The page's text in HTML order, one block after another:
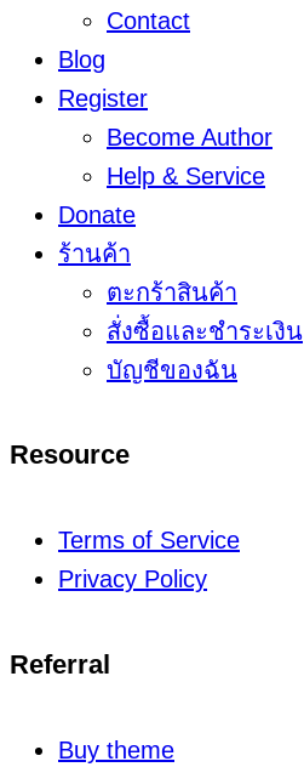
Contact
Blog
Register
Become Author
Help & Service
Donate
ร้านค้า
ตะกร้าสินค้า
สั่งซื้อและชำระเงิน
บัญชีของฉัน
Resource
Terms of Service
Privacy Policy
Referral
Buy theme